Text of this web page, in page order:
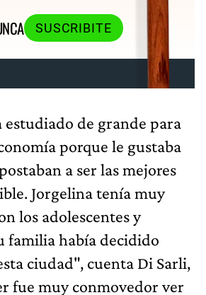
SUSCRIBITE
de grande para
porque le gustaba
a ser las mejores
Jorgelina tenía muy
los adolescentes y
familia había decidido
ciudad", cuenta Di Sarli,
fue muy conmovedor ver